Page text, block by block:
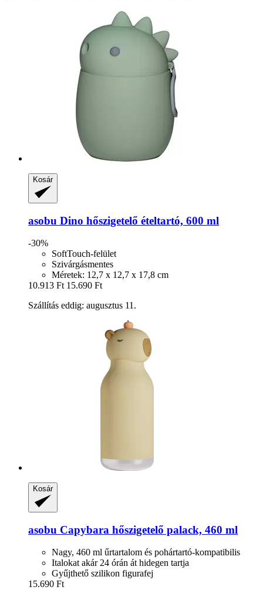
Kosár
asobu Dino hőszigetelő ételtartó, 600 ml
-30%
SoftTouch-felület
Szivárgásmentes
Méretek: 12,7 x 12,7 x 17,8 cm
10.913 Ft 15.690 Ft
Szállítás eddig: augusztus 11.
Kosár
asobu Capybara hőszigetelő palack, 460 ml
Nagy, 460 ml űrtartalom és pohártartó-kompatibilis
Italokat akár 24 órán át hidegen tartja
Gyűjthető szilikon figurafej
15.690 Ft